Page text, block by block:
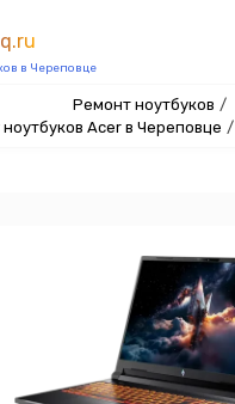
в Череповце
Ремонт ноутбуков /
Acer в Череповце /